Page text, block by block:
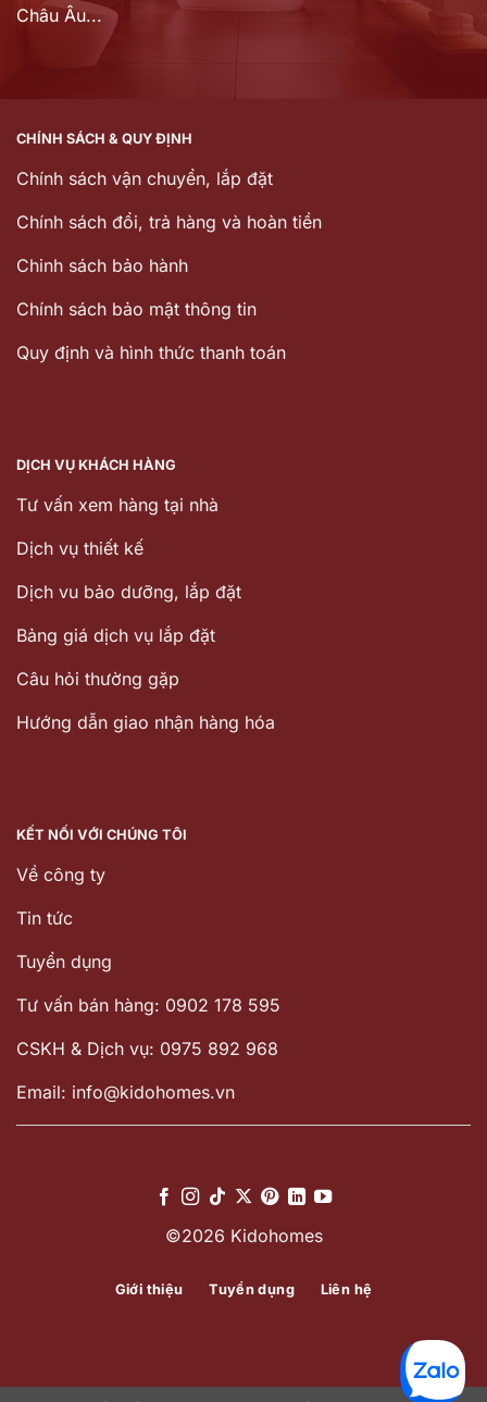
Châu Âu...
CHÍNH SÁCH & QUY ĐỊNH
Chính sách vận chuyển, lắp đặt
Chính sách đổi, trả hàng và hoàn tiền
Chinh sách bảo hành
Chính sách bảo mật thông tin
Quy định và hình thức thanh toán
DỊCH VỤ KHÁCH HÀNG
Tư vấn xem hàng tại nhà
Dịch vụ thiết kế
Dịch vu bảo dưỡng, lắp đặt
Bảng giá dịch vụ lắp đặt
Câu hỏi thường gặp
Hướng dẫn giao nhận hàng hóa
KẾT NỐI VỚI CHÚNG TÔI
Về công ty
Tin tức
Tuyển dụng
Tư vấn bán hàng: 0902 178 595
CSKH & Dịch vụ: 0975 892 968
Email: info@kidohomes.vn
©2026 Kidohomes
Giới thiệu Tuyển dụng Liên hệ